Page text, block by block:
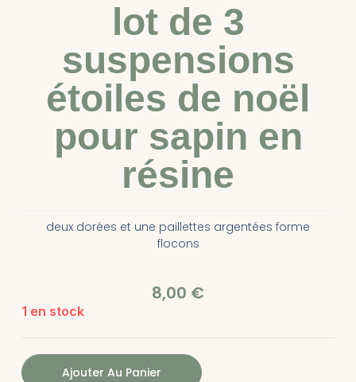
lot de 3
suspensions
étoiles de noël
pour sapin en
résine
deux dorées et une paillettes argentées forme
flocons
8,00 €
1 en stock
Ajouter Au Panier